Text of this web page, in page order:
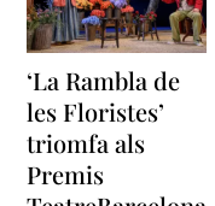
‘La Rambla de
les Floristes’
triomfa als
Premis